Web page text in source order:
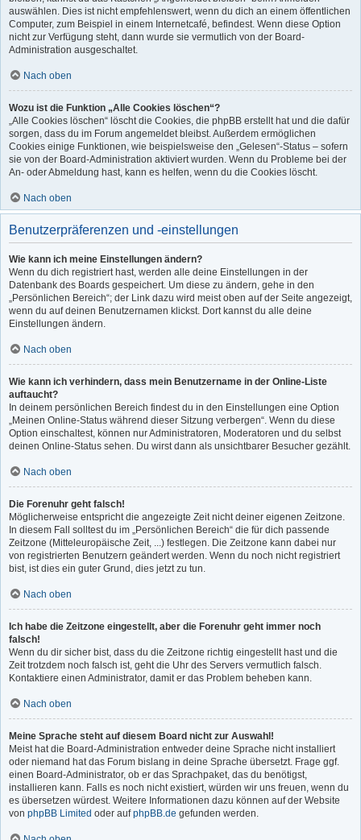
auswählen. Dies ist nicht empfehlenswert, wenn du dich an einem öffentlichen
Computer, zum Beispiel in einem Internetcafé, befindest. Wenn diese Option
nicht zur Verfügung steht, dann wurde sie vermutlich von der Board-
Administration ausgeschaltet.
Nach oben
Wozu ist die Funktion „Alle Cookies löschen“?
„Alle Cookies löschen“ löscht die Cookies, die phpBB erstellt hat und die dafür
sorgen, dass du im Forum angemeldet bleibst. Außerdem ermöglichen
Cookies einige Funktionen, wie beispielsweise den „Gelesen“-Status – sofern
sie von der Board-Administration aktiviert wurden. Wenn du Probleme bei der
An- oder Abmeldung hast, kann es helfen, wenn du die Cookies löscht.
Nach oben
Benutzerpräferenzen und -einstellungen
Wie kann ich meine Einstellungen ändern?
Wenn du dich registriert hast, werden alle deine Einstellungen in der
Datenbank des Boards gespeichert. Um diese zu ändern, gehe in den
„Persönlichen Bereich“; der Link dazu wird meist oben auf der Seite angezeigt,
wenn du auf deinen Benutzernamen klickst. Dort kannst du alle deine
Einstellungen ändern.
Nach oben
Wie kann ich verhindern, dass mein Benutzername in der Online-Liste
auftaucht?
In deinem persönlichen Bereich findest du in den Einstellungen eine Option
„Meinen Online-Status während dieser Sitzung verbergen“. Wenn du diese
Option einschaltest, können nur Administratoren, Moderatoren und du selbst
deinen Online-Status sehen. Du wirst dann als unsichtbarer Besucher gezählt.
Nach oben
Die Forenuhr geht falsch!
Möglicherweise entspricht die angezeigte Zeit nicht deiner eigenen Zeitzone.
In diesem Fall solltest du im „Persönlichen Bereich“ die für dich passende
Zeitzone (Mitteleuropäische Zeit, ...) festlegen. Die Zeitzone kann dabei nur
von registrierten Benutzern geändert werden. Wenn du noch nicht registriert
bist, ist dies ein guter Grund, dies jetzt zu tun.
Nach oben
Ich habe die Zeitzone eingestellt, aber die Forenuhr geht immer noch
falsch!
Wenn du dir sicher bist, dass du die Zeitzone richtig eingestellt hast und die
Zeit trotzdem noch falsch ist, geht die Uhr des Servers vermutlich falsch.
Kontaktiere einen Administrator, damit er das Problem beheben kann.
Nach oben
Meine Sprache steht auf diesem Board nicht zur Auswahl!
Meist hat die Board-Administration entweder deine Sprache nicht installiert
oder niemand hat das Forum bislang in deine Sprache übersetzt. Frage ggf.
einen Board-Administrator, ob er das Sprachpaket, das du benötigst,
installieren kann. Falls es noch nicht existiert, würden wir uns freuen, wenn du
es übersetzen würdest. Weitere Informationen dazu können auf der Website
von phpBB Limited oder aufphpBB.de gefunden werden.